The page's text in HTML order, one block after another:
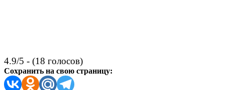
4.9/5 - (18 голосов)
Сохранить на свою страницу: